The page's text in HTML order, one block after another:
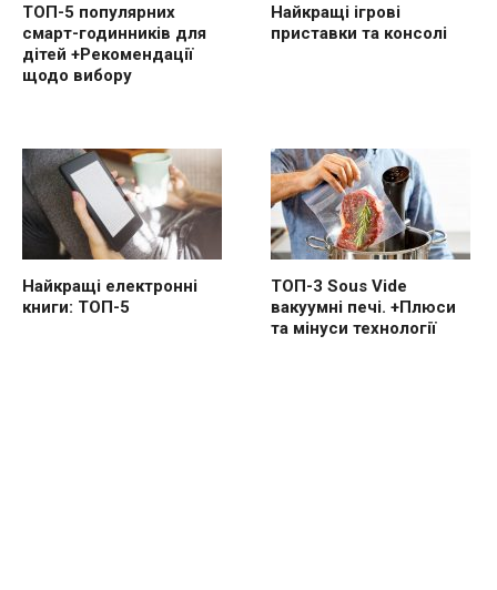
ТОП-5 популярних
смарт-годинників для
дітей +Рекомендації
щодо вибору
Найкращі ігрові
приставки та консолі
Найкращі електронні
книги: ТОП-5
ТОП-3 Sous Vide
вакуумні печі. +Плюси
та мінуси технології